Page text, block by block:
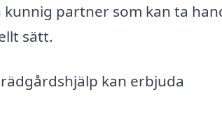
partner som kan ta
sätt.
kan erbjuda